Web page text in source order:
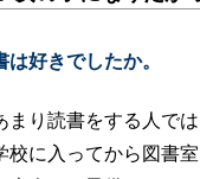
好きでしたか。
まり読書をする人で
校に入ってから図書